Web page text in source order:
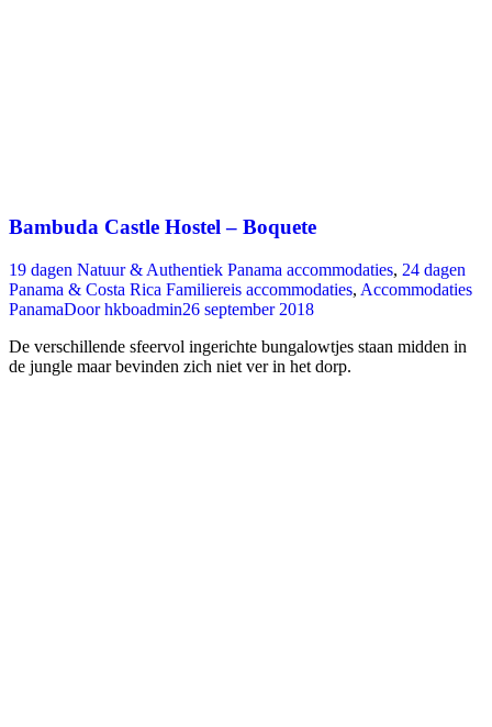
Bambuda Castle Hostel – Boquete
19 dagen Natuur & Authentiek Panama accommodaties, 24 dagen
Panama & Costa Rica Familiereis accommodaties, Accommodaties
PanamaDoorhkboadmin26 september 2018
De verschillende sfeervol ingerichte bungalowtjes staan midden in
de jungle maar bevinden zich niet ver in het dorp.